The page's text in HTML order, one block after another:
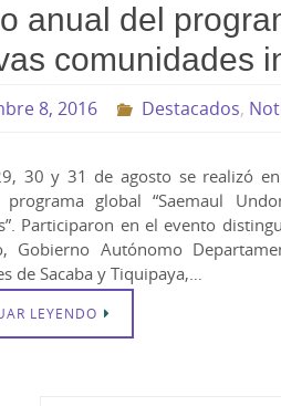
anual del
comunidades
8, 2016 Destacados,
30 y 31 de agosto se realizó
global “Saemaul
Participaron en el evento
Gobierno Autónomo
de Sacaba y Tiquipaya,…
LEYENDO